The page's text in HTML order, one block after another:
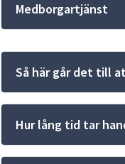
Medborgartjänst
Så här går det till
Hur lång tid tar